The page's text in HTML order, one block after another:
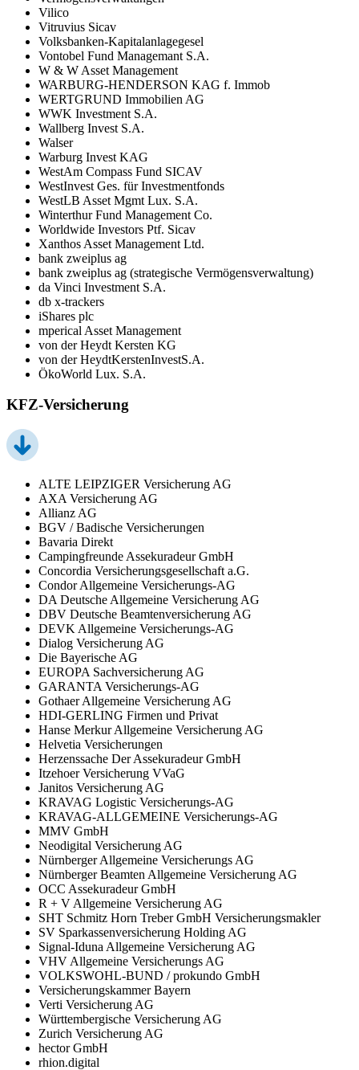
Vilico
Vitruvius Sicav
Volksbanken-Kapitalanlagegesel
Vontobel Fund Managemant S.A.
W & W Asset Management
WARBURG-HENDERSON KAG f. Immob
WERTGRUND Immobilien AG
WWK Investment S.A.
Wallberg Invest S.A.
Walser
Warburg Invest KAG
WestAm Compass Fund SICAV
WestInvest Ges. für Investmentfonds
WestLB Asset Mgmt Lux. S.A.
Winterthur Fund Management Co.
Worldwide Investors Ptf. Sicav
Xanthos Asset Management Ltd.
bank zweiplus ag
bank zweiplus ag (strategische Vermögensverwaltung)
da Vinci Investment S.A.
db x-trackers
iShares plc
mperical Asset Management
von der Heydt Kersten KG
von der HeydtKerstenInvestS.A.
ÖkoWorld Lux. S.A.
KFZ-Versicherung
ALTE LEIPZIGER Versicherung AG
AXA Versicherung AG
Allianz AG
BGV / Badische Versicherungen
Bavaria Direkt
Campingfreunde Assekuradeur GmbH
Concordia Versicherungsgesellschaft a.G.
Condor Allgemeine Versicherungs-AG
DA Deutsche Allgemeine Versicherung AG
DBV Deutsche Beamtenversicherung AG
DEVK Allgemeine Versicherungs-AG
Dialog Versicherung AG
Die Bayerische AG
EUROPA Sachversicherung AG
GARANTA Versicherungs-AG
Gothaer Allgemeine Versicherung AG
HDI-GERLING Firmen und Privat
Hanse Merkur Allgemeine Versicherung AG
Helvetia Versicherungen
Herzenssache Der Assekuradeur GmbH
Itzehoer Versicherung VVaG
Janitos Versicherung AG
KRAVAG Logistic Versicherungs-AG
KRAVAG-ALLGEMEINE Versicherungs-AG
MMV GmbH
Neodigital Versicherung AG
Nürnberger Allgemeine Versicherungs AG
Nürnberger Beamten Allgemeine Versicherung AG
OCC Assekuradeur GmbH
R + V Allgemeine Versicherung AG
SHT Schmitz Horn Treber GmbH Versicherungsmakler
SV Sparkassenversicherung Holding AG
Signal-Iduna Allgemeine Versicherung AG
VHV Allgemeine Versicherungs AG
VOLKSWOHL-BUND / prokundo GmbH
Versicherungskammer Bayern
Verti Versicherung AG
Württembergische Versicherung AG
Zurich Versicherung AG
hector GmbH
rhion.digital